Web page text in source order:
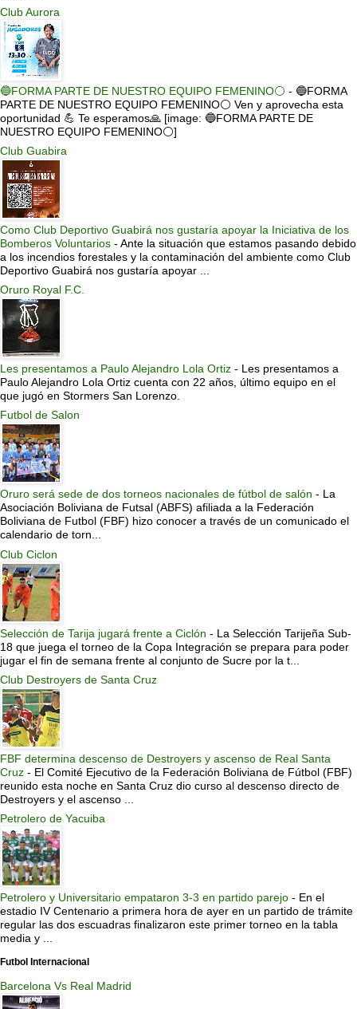
Club Aurora
🔵FORMA PARTE DE NUESTRO EQUIPO FEMENINO⚪ - 🔵FORMA
PARTE DE NUESTRO EQUIPO FEMENINO⚪ Ven y aprovecha esta
oportunidad 💪 Te esperamos🙏 [image: 🔵FORMA PARTE DE
NUESTRO EQUIPO FEMENINO⚪]
Club Guabira
Como Club Deportivo Guabirá nos gustaría apoyar la Iniciativa de los
Bomberos Voluntarios - Ante la situación que estamos pasando debido
a los incendios forestales y la contaminación del ambiente como Club
Deportivo Guabirá nos gustaría apoyar ...
Oruro Royal F.C.
Les presentamos a Paulo Alejandro Lola Ortiz - Les presentamos a
Paulo Alejandro Lola Ortiz cuenta con 22 años, último equipo en el
que jugó en Stormers San Lorenzo.
Futbol de Salon
Oruro será sede de dos torneos nacionales de fútbol de salón - La
Asociación Boliviana de Futsal (ABFS) afiliada a la Federación
Boliviana de Futbol (FBF) hizo conocer a través de un comunicado el
calendario de torn...
Club Ciclon
Selección de Tarija jugará frente a Ciclón - La Selección Tarijeña Sub-
18 que juega el torneo de la Copa Integración se prepara para poder
jugar el fin de semana frente al conjunto de Sucre por la t...
Club Destroyers de Santa Cruz
FBF determina descenso de Destroyers y ascenso de Real Santa
Cruz - El Comité Ejecutivo de la Federación Boliviana de Fútbol (FBF)
reunido esta noche en Santa Cruz dio curso al descenso directo de
Destroyers y el ascenso ...
Petrolero de Yacuiba
Petrolero y Universitario empataron 3-3 en partido parejo - En el
estadio IV Centenario a primera hora de ayer en un partido de trámite
regular las dos escuadras finalizaron este primer torneo en la tabla
media y ...
Futbol Internacional
Barcelona Vs Real Madrid